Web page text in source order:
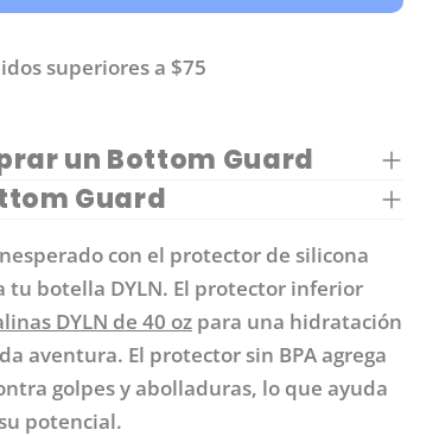
superiores a $75
un Bottom Guard
Guard
con el protector de silicona
botella DYLN. El protector inferior
DYLN de 40 oz para una hidratación
aventura. El protector sin BPA agrega
golpes y abolladuras, lo que ayuda
potencial.